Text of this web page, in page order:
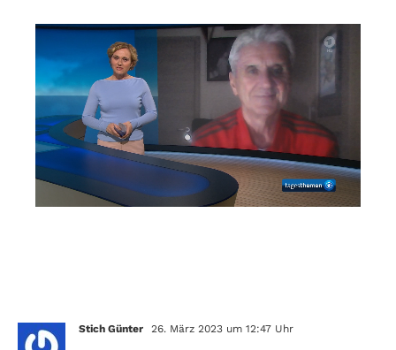
Stich Günter 26. März 2023 um 12:47 Uhr